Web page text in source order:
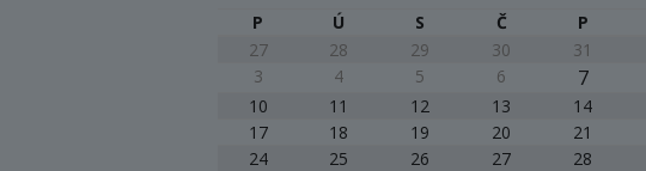
P
Ú S Č P
27
28 29 30 31
3
4 5 6 7
10
11 12 13 14
17
18 19 20 21
24
25 26 27 28